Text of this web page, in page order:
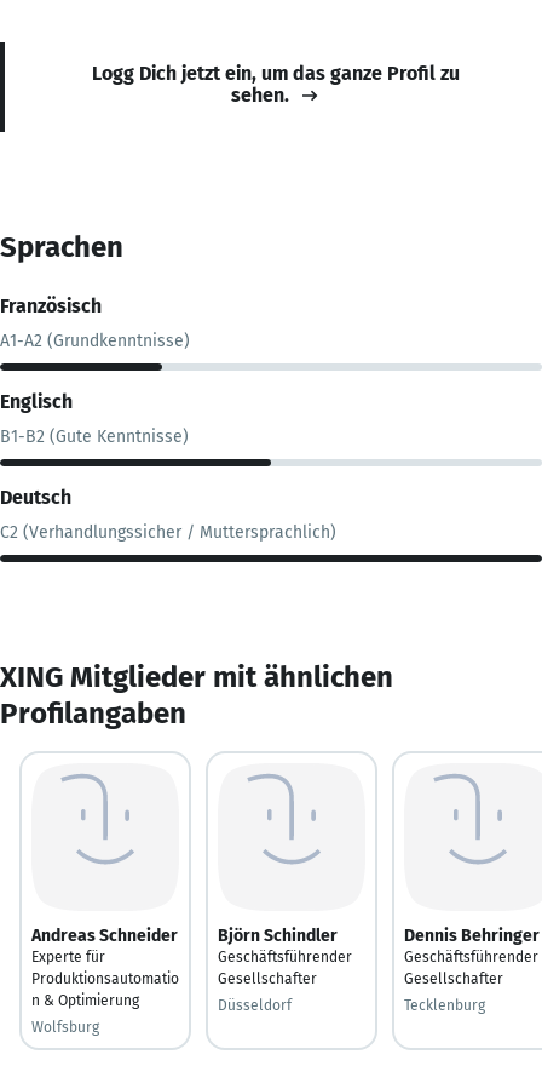
Logg Dich jetzt ein, um das ganze Profil zu
sehen.
Sprachen
Französisch
A1-A2 (Grundkenntnisse)
Englisch
B1-B2 (Gute Kenntnisse)
Deutsch
C2 (Verhandlungssicher / Muttersprachlich)
XING Mitglieder mit ähnlichen
Profilangaben
Andreas Schneider
Experte für
Produktionsautomatio
n & Optimierung
Wolfsburg
Björn Schindler
Geschäftsführender
Gesellschafter
Düsseldorf
Dennis Behringer
Geschäftsführender
Gesellschafter
Tecklenburg